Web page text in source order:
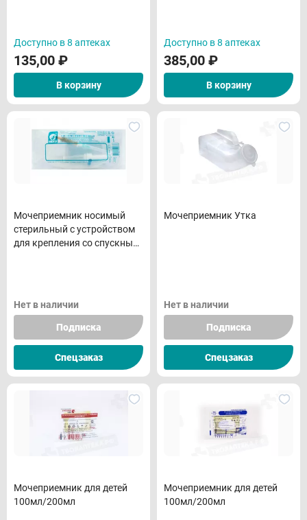
Доступно в 8 аптеках
135,00 ₽
В корзину
Доступно в 8 аптеках
385,00 ₽
В корзину
Мочеприемник носимый
стерильный с устройством
для крепления со спускным
Нет в наличии
Подписка
Спецзаказ
Мочеприемник Утка
Нет в наличии
Подписка
Спецзаказ
Мочеприемник для детей
100мл/200мл
Мочеприемник для детей
100мл/200мл